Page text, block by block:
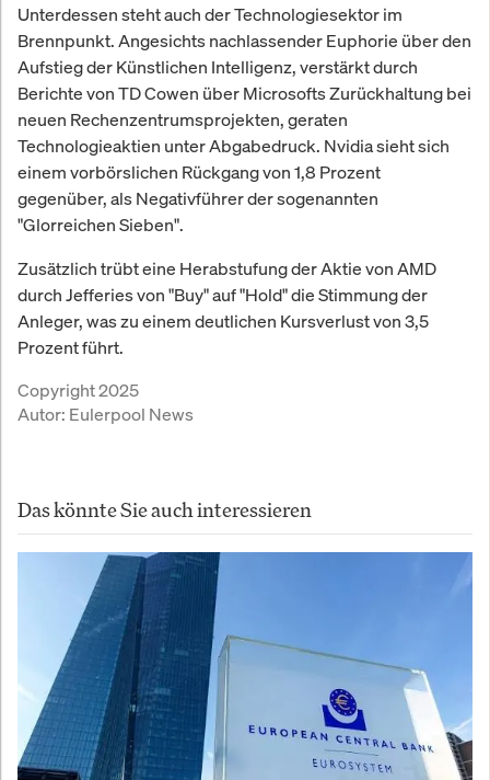
Unterdessen steht auch der Technologiesektor im
Brennpunkt. Angesichts nachlassender Euphorie über den
Aufstieg der Künstlichen Intelligenz, verstärkt durch
Berichte von TD Cowen über Microsofts Zurückhaltung bei
neuen Rechenzentrumsprojekten, geraten
Technologieaktien unter Abgabedruck. Nvidia sieht sich
einem vorbörslichen Rückgang von 1,8 Prozent
gegenüber, als Negativführer der sogenannten
"Glorreichen Sieben".
Zusätzlich trübt eine Herabstufung der Aktie von AMD
durch Jefferies von "Buy" auf "Hold" die Stimmung der
Anleger, was zu einem deutlichen Kursverlust von 3,5
Prozent führt.
Copyright 2025
Autor: Eulerpool News
Das könnte Sie auch interessieren